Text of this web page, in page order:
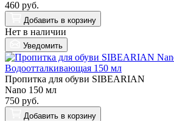
460 руб.
Добавить в корзину
Нет в наличии
Уведомить
Пропитка для обуви SIBEARIAN
Nano 150 мл
750 руб.
Добавить в корзину